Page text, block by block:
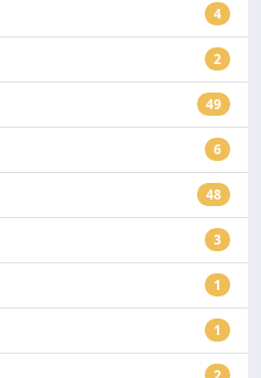
4
2
49
6
48
3
1
1